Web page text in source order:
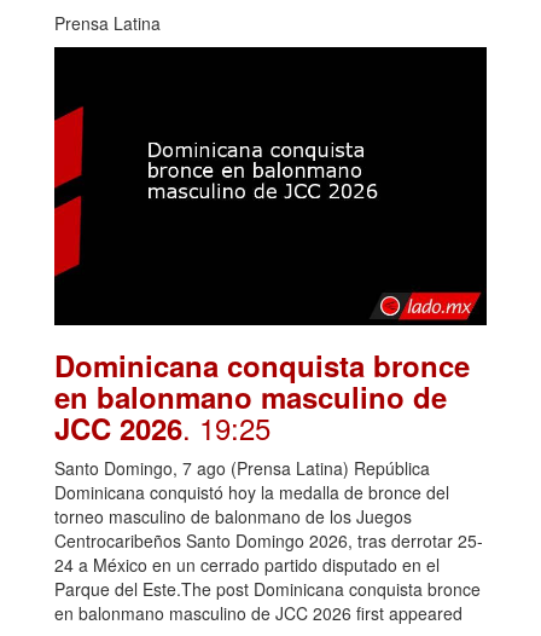
Prensa Latina
Dominicana conquista bronce
en balonmano masculino de
JCC 2026. 19:25
Santo Domingo, 7 ago (Prensa Latina) República
Dominicana conquistó hoy la medalla de bronce del
torneo masculino de balonmano de los Juegos
Centrocaribeños Santo Domingo 2026, tras derrotar 25-
24 a México en un cerrado partido disputado en el
Parque del Este.The post Dominicana conquista bronce
en balonmano masculino de JCC 2026 first appeared